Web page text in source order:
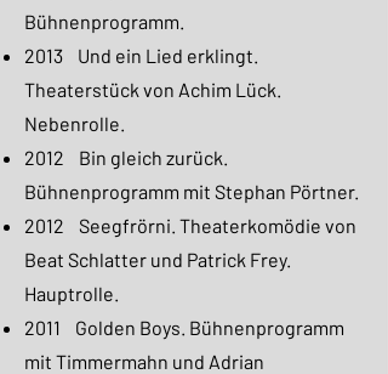
Bühnenprogramm.
2013 Und ein Lied erklingt.
Theaterstück von Achim Lück.
Nebenrolle.
2012 Bin gleich zurück.
Bühnenprogramm mit Stephan Pörtner.
2012 Seegfrörni. Theaterkomödie von
Beat Schlatter und Patrick Frey.
Hauptrolle.
2011 Golden Boys. Bühnenprogramm
mit Timmermahn und Adrian